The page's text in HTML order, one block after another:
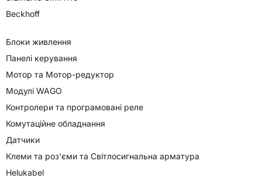
Beckhoff
Блоки живлення
Панелі керування
Мотор та Мотор-редуктор
Модулі WAGO
Контролери та програмовані реле
Комутаційне обладнання
Датчики
Клеми та роз'єми та Світлосигнальна арматура
Helukabel